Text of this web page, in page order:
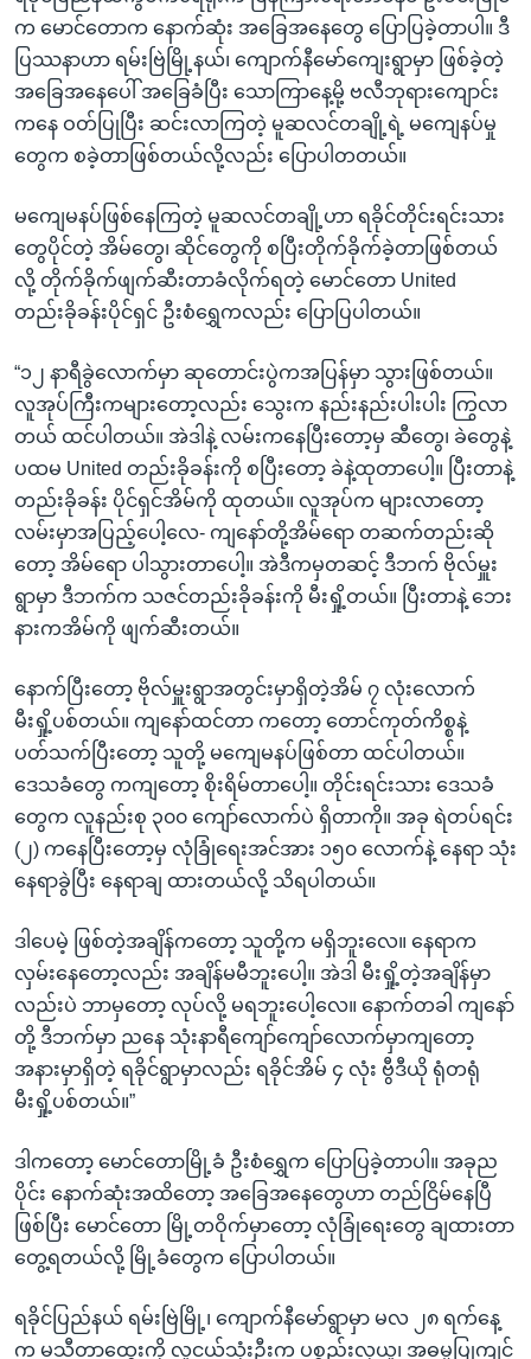
က မောင်တောက နောက်ဆုံး အခြေအနေတွေ ပြောပြခဲ့တာပါ။ ဒီ
ပြဿနာဟာ ရမ်းဗြဲမြို့နယ်၊ ကျောက်နီမော်ကျေးရွာမှာ ဖြစ်ခဲ့တဲ့
အခြေအနေပေါ် အခြေခံပြီး သောကြာနေ့မို့ ဗလီဘုရားကျောင်း
ကနေ ဝတ်ပြုပြီး ဆင်းလာကြတဲ့ မူဆလင်တချို့ရဲ့ မကျေနပ်မှု
တွေက စခဲ့တာဖြစ်တယ်လို့လည်း ပြောပါတတယ်။
မကျေမနပ်ဖြစ်နေကြတဲ့ မူဆလင်တချို့ဟာ ရခိုင်တိုင်းရင်းသား
တွေပိုင်တဲ့ အိမ်တွေ၊ ဆိုင်တွေကို စပြီးတိုက်ခိုက်ခဲ့တာဖြစ်တယ်
လို့ တိုက်ခိုက်ဖျက်ဆီးတာခံလိုက်ရတဲ့ မောင်တော United
တည်းခိုခန်းပိုင်ရှင် ဦးစံရွှေကလည်း ပြောပြပါတယ်။
“၁၂ နာရီခွဲလောက်မှာ ဆုတောင်းပွဲကအပြန်မှာ သွားဖြစ်တယ်။
လူအုပ်ကြီးကများတော့လည်း သွေးက နည်းနည်းပါးပါး ကြွလာ
တယ် ထင်ပါတယ်။ အဲဒါနဲ့ လမ်းကနေပြီးတော့မှ ဆီတွေ၊ ခဲတွေနဲ့
ပထမ United တည်းခိုခန်းကို စပြီးတော့ ခဲနဲ့ထုတာပေါ့။ ပြီးတာနဲ့
တည်းခိုခန်း ပိုင်ရှင်အိမ်ကို ထုတယ်။ လူအုပ်က များလာတော့
လမ်းမှာအပြည့်ပေါ့လေ- ကျနော်တို့အိမ်ရော တဆက်တည်းဆို
တော့ အိမ်ရော ပါသွားတာပေါ့။ အဲဒီကမှတဆင့် ဒီဘက် ဗိုလ်မှူး
ရွာမှာ ဒီဘက်က သဇင်တည်းခိုခန်းကို မီးရှို့တယ်။ ပြီးတာနဲ့ ဘေး
နားကအိမ်ကို ဖျက်ဆီးတယ်။
နောက်ပြီးတော့ ဗိုလ်မှူးရွာအတွင်းမှာရှိတဲ့အိမ် ၇ လုံးလောက်
မီးရှို့ပစ်တယ်။ ကျနော်ထင်တာ ကတော့ တောင်ကုတ်ကိစ္စနဲ့
ပတ်သက်ပြီးတော့ သူတို့ မကျေမနပ်ဖြစ်တာ ထင်ပါတယ်။
ဒေသခံတွေ ကကျတော့ စိုးရိမ်တာပေါ့။ တိုင်းရင်းသား ဒေသခံ
တွေက လူနည်းစု ၃၀၀ ကျော်လောက်ပဲ ရှိတာကို။ အခု ရဲတပ်ရင်း
(၂) ကနေပြီးတော့မှ လုံခြုံရေးအင်အား ၁၅၀ လောက်နဲ့ နေရာ သုံး
နေရာခွဲပြီး နေရာချ ထားတယ်လို့ သိရပါတယ်။
ဒါပေမဲ့ ဖြစ်တဲ့အချိန်ကတော့ သူတို့က မရှိဘူးလေ။ နေရာက
လှမ်းနေတော့လည်း အချိန်မမီဘူးပေါ့။ အဲဒါ မီးရှို့တဲ့အချိန်မှာ
လည်းပဲ ဘာမှတော့ လုပ်လို့ မရဘူးပေါ့လေ။ နောက်တခါ ကျနော်
တို့ ဒီဘက်မှာ ညနေ သုံးနာရီကျော်ကျော်လောက်မှာကျတော့
အနားမှာရှိတဲ့ ရခိုင်ရွာမှာလည်း ရခိုင်အိမ် ၄ လုံး ဗွီဒီယို ရုံတရုံ
မီးရှို့ပစ်တယ်။”
ဒါကတော့ မောင်တောမြို့ခံ ဦးစံရွှေက ပြောပြခဲ့တာပါ။ အခုည
ပိုင်း နောက်ဆုံးအထိတော့ အခြေအနေတွေဟာ တည်ငြိမ်နေပြီ
ဖြစ်ပြီး မောင်တော မြို့တဝိုက်မှာတော့ လုံခြုံရေးတွေ ချထားတာ
တွေ့ရတယ်လို့ မြို့ခံတွေက ပြောပါတယ်။
ရခိုင်ပြည်နယ် ရမ်းဗြဲမြို့၊ ကျောက်နီမော်ရွာမှာ မလ ၂၈ ရက်နေ့
က မသီတာထွေးကို လူငယ်သုံးဦးက ပစ္စည်းလုယူ၊ အဓမ္မပြုကျင့်